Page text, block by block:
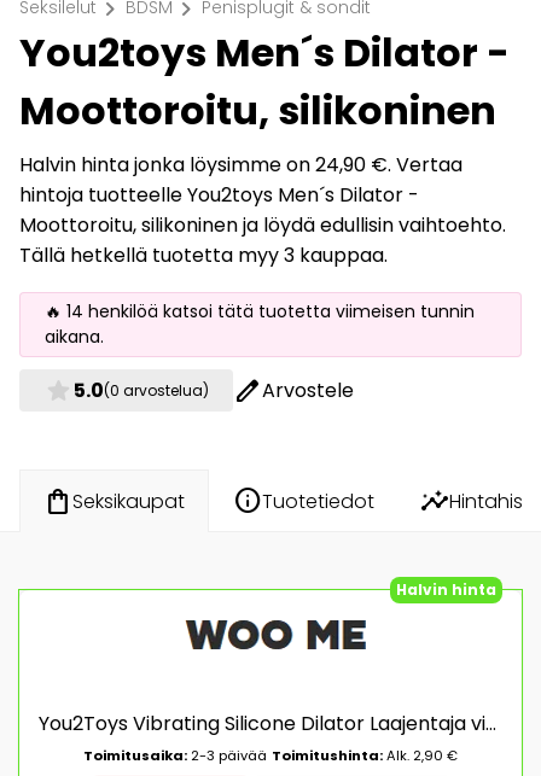
Seksilelut chevron_right BDSM chevron_right Penisplugit & sondit
You2toys Men´s Dilator -
Moottoroitu, silikoninen
Halvin hinta jonka löysimme on 24,90 €. Vertaa
hintoja tuotteelle You2toys Men´s Dilator -
Moottoroitu, silikoninen ja löydä edullisin vaihtoehto.
Tällä hetkellä tuotetta myy 3 kauppaa.
🔥 14 henkilöä katsoi tätä tuotetta viimeisen tunnin
aikana.
star 5.0(0 arvostelua) editArvostele
shopping_bagSeksikaupat infoTuotetiedot insights
Halvin hinta
You2Toys Vibrating Silicone Dilator Laajentaja vibraattorilla
Toimitusaika: 2-3 päivää Toimitushinta:Alk. 2,90 €